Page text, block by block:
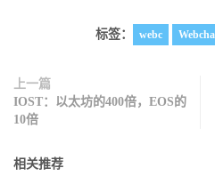
标签： webc
上一篇
IOST：以太坊的400倍，EOS的
10倍
相关推荐